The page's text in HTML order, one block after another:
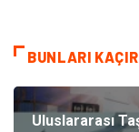
BUNLARI
Uluslararası